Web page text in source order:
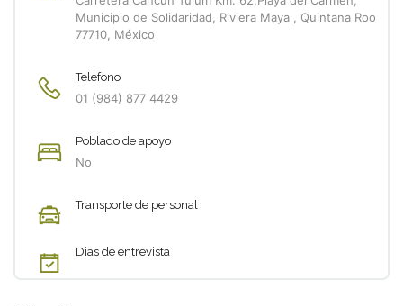
Municipio de Solidaridad, Riviera Maya , Quintana Roo
77710, México
Telefono
01 (984) 877 4429
Poblado de apoyo
No
Transporte de personal
Dias de entrevista